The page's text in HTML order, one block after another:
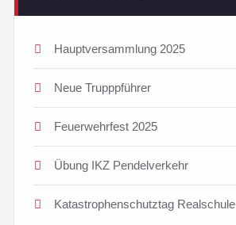
Hauptversammlung 2025
Neue Trupppführer
Feuerwehrfest 2025
Übung IKZ Pendelverkehr
Katastrophenschutztag Realschule